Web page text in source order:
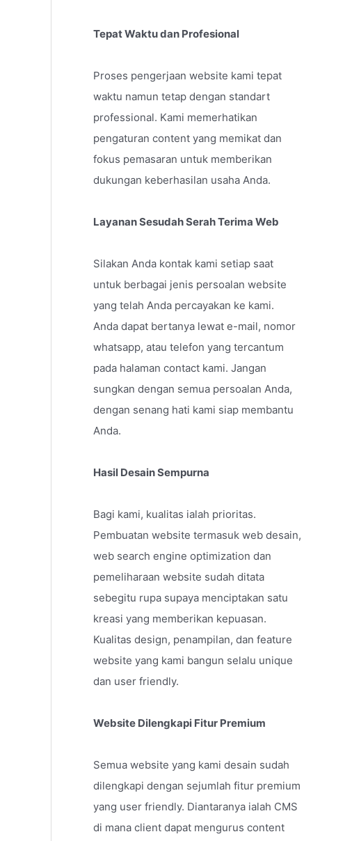
Tepat Waktu dan Profesional
Proses pengerjaan website kami tepat
waktu namun tetap dengan standart
professional. Kami memerhatikan
pengaturan content yang memikat dan
fokus pemasaran untuk memberikan
dukungan keberhasilan usaha Anda.
Layanan Sesudah Serah Terima Web
Silakan Anda kontak kami setiap saat
untuk berbagai jenis persoalan website
yang telah Anda percayakan ke kami.
Anda dapat bertanya lewat e-mail, nomor
whatsapp, atau telefon yang tercantum
pada halaman contact kami. Jangan
sungkan dengan semua persoalan Anda,
dengan senang hati kami siap membantu
Anda.
Hasil Desain Sempurna
Bagi kami, kualitas ialah prioritas.
Pembuatan website termasuk web desain,
web search engine optimization dan
pemeliharaan website sudah ditata
sebegitu rupa supaya menciptakan satu
kreasi yang memberikan kepuasan.
Kualitas design, penampilan, dan feature
website yang kami bangun selalu unique
dan user friendly.
Website Dilengkapi Fitur Premium
Semua website yang kami desain sudah
dilengkapi dengan sejumlah fitur premium
yang user friendly. Diantaranya ialah CMS
di mana client dapat mengurus content